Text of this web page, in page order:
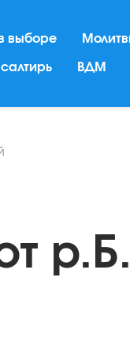
выборе
ВДМ